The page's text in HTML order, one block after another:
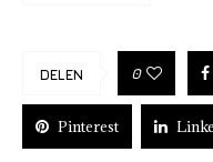
DELEN 0
Pinterest